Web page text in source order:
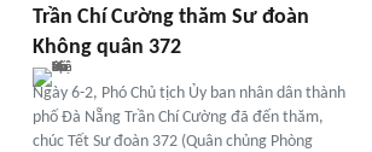
Trần Chí Cường thăm Sư đoàn
Không quân 372
Ngày 6-2, Phó Chủ tịch Ủy ban nhân dân thành
phố Đà Nẵng Trần Chí Cường đã đến thăm,
chúc Tết Sư đoàn 372 (Quân chủng Phòng